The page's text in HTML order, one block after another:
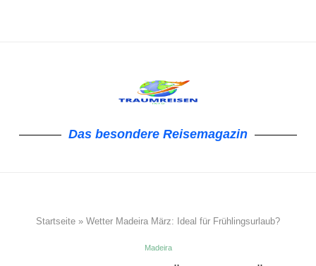
Das besondere Reisemagazin
Startseite » Wetter Madeira März: Ideal für Frühlingsurlaub?
Madeira